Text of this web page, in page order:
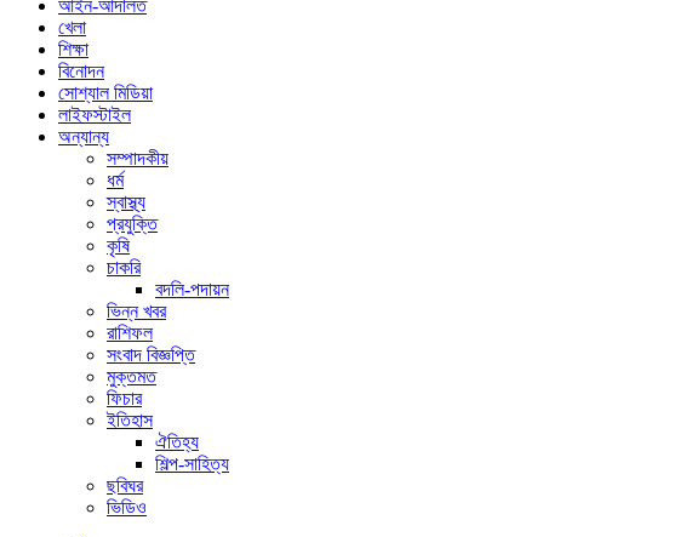
আইন-আদালত
খেলা
শিক্ষা
বিনোদন
সোশ্যাল মিডিয়া
লাইফস্টাইল
অন্যান্য
সম্পাদকীয়
ধর্ম
স্বাস্থ্য
প্রযুক্তি
কৃষি
চাকরি
বদলি-পদায়ন
ভিন্ন খবর
রাশিফল
সংবাদ বিজ্ঞপ্তি
মুক্তমত
ফিচার
ইতিহাস
ঐতিহ্য
শিল্প-সাহিত্য
ছবিঘর
ভিডিও